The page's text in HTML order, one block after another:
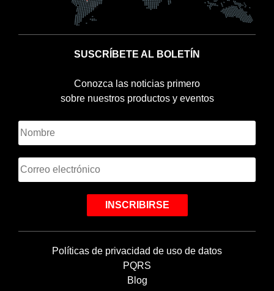
SUSCRÍBETE AL BOLETÍN
Conozca las noticias primero
sobre nuestros productos y eventos
Políticas de privacidad de uso de datos
PQRS
Blog